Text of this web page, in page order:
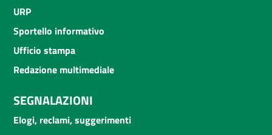
URP
Sportello informativo
Ufficio stampa
Redazione multimediale
SEGNALAZIONI
Elogi, reclami, suggerimenti